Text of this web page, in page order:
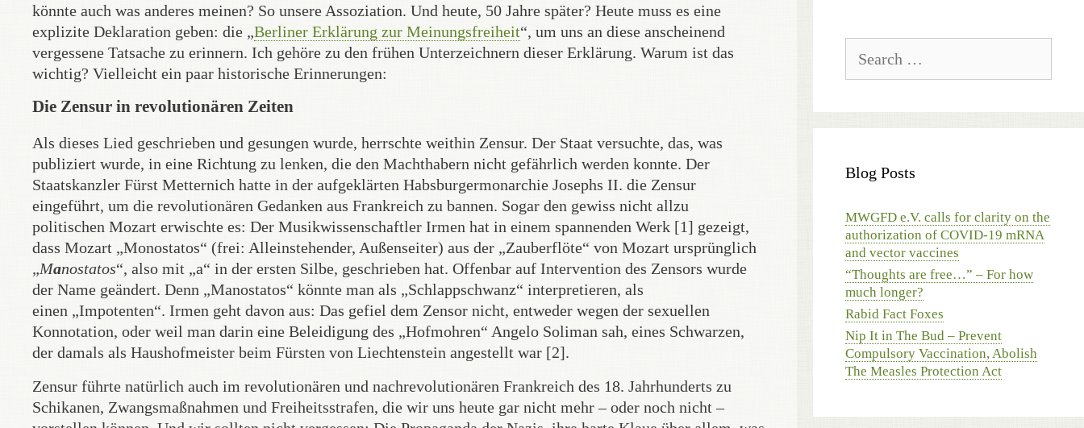
könnte auch was anderes meinen? So unsere Assoziation. Und heute, 50 Jahre später? Heute muss es eine
explizite Deklaration geben: die „Berliner Erklärung zur Meinungsfreiheit“, um uns an diese anscheinend
vergessene Tatsache zu erinnern. Ich gehöre zu den frühen Unterzeichnern dieser Erklärung. Warum ist das
wichtig? Vielleicht ein paar historische Erinnerungen:
Die Zensur in revolutionären Zeiten
Als dieses Lied geschrieben und gesungen wurde, herrschte weithin Zensur. Der Staat versuchte, das, was
publiziert wurde, in eine Richtung zu lenken, die den Machthabern nicht gefährlich werden konnte. Der
Staatskanzler Fürst Metternich hatte in der aufgeklärten Habsburgermonarchie Josephs II. die Zensur
eingeführt, um die revolutionären Gedanken aus Frankreich zu bannen. Sogar den gewiss nicht allzu
politischen Mozart erwischte es: Der Musikwissenschaftler Irmen hat in einem spannenden Werk [1] gezeigt,
dass Mozart „Monostatos“ (frei: Alleinstehender, Außenseiter) aus der „Zauberflöte“ von Mozart ursprünglich
„Manostatos“, also mit „a“ in der ersten Silbe, geschrieben hat. Offenbar auf Intervention des Zensors wurde
der Name geändert. Denn „Manostatos“ könnte man als „Schlappschwanz“ interpretieren, als
einen „Impotenten“. Irmen geht davon aus: Das gefiel dem Zensor nicht, entweder wegen der sexuellen
Konnotation, oder weil man darin eine Beleidigung des „Hofmohren“ Angelo Soliman sah, eines Schwarzen,
der damals als Haushofmeister beim Fürsten von Liechtenstein angestellt war [2].
Zensur führte natürlich auch im revolutionären und nachrevolutionären Frankreich des 18. Jahrhunderts zu
Schikanen, Zwangsmaßnahmen und Freiheitsstrafen, die wir uns heute gar nicht mehr – oder noch nicht –
for:
Blog Posts
MWGFD e.V. calls for clarity on the
authorization of COVID-19 mRNA
and vector vaccines
“Thoughts are free…” – For how
much longer?
Rabid Fact Foxes
Nip It in The Bud – Prevent
Compulsory Vaccination, Abolish
The Measles Protection Act